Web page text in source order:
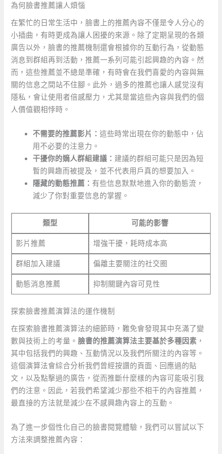
為何臉書推薦讓人煩惱
在繁忙的日常生活中，臉書上的推薦內容不僅是令人分心的
小插曲，有時更成為讓人困擾的來源。除了定期呈現的各類
廣告以外，臉書的推薦機制還會根據你的互動行為，從動態
消息到群組再到活動，推薦一系列可能引起興趣的內容。然
而，這些推薦並不總是準確，有時會在我們喜愛的內容與無
關的信息之間站不住腳。此外，過多的推薦也讓人感觉沒有
隱私，會让使用者倍感壓力，尤其是當這些內容與我們的個
人價值觀相悖時。
不需要的推薦影片：這些時常出現在你的動態中，佔
用不必要的注意力。
干擾你的嫡人群組建議： 建議的群組可能只是因為短
暫的興趣而被提及，並不代表用戶真的想要加入。
隱藏的動態推薦： 有些信息默默地進入你的動態流，
減少了你對重要信息的掌握。
類型 可能的影響
影片推薦 增強干擾，耗時成本高
群組加入建議 偏離主要關注的社交圈
動態消息推薦 抑制關鍵內容可見性
探索臉書推薦演算法的運作機制
在探索臉書推薦演算法的細節時，難免會發現其中充滿了變
數與技術上的考量。 臉書的推薦演算法主要基於多種因素 ，
其中包括我們的興趣、互動情況以及我們所關注的內容等。
這個演算法會綜合分析我們曾經按讚的頁面、回應過的貼
文，以及點擊過的廣告，從而推斷什麼樣的內容可能吸引我
們的注意。因此，若我們希望減少那些不相干的內容推薦，
最直接的方法就是減少在不感興趣內容上的互動。
為了進一步個性化自己的臉書閱覽體驗，我們可以嘗試以下
方法來調整推薦內容：